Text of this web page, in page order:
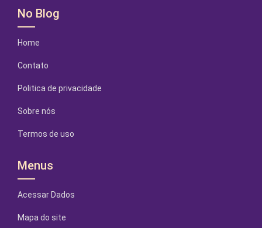
No Blog
Home
Contato
Politica de privacidade
Sobre nós
Termos de uso
Menus
Acessar Dados
Mapa do site